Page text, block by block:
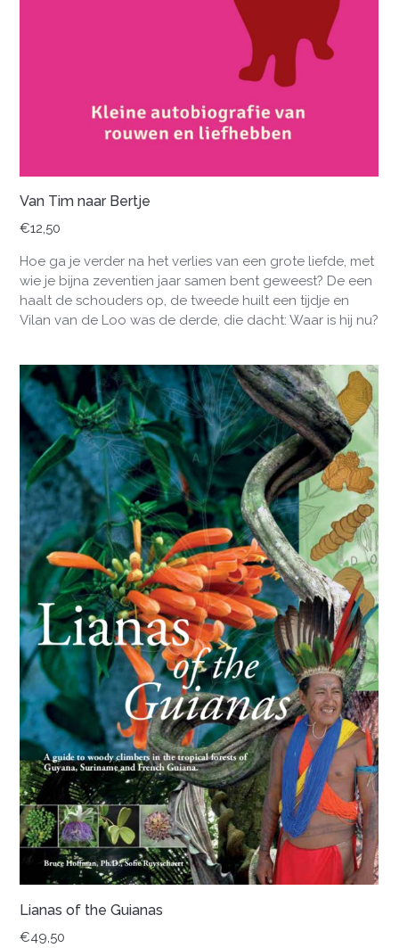
Van Tim naar Bertje
€12,50
Hoe ga je verder na het verlies van een grote liefde, met
wie je bijna zeventien jaar samen bent geweest? De een
haalt de schouders op, de tweede huilt een tijdje en
Vilan van de Loo was de derde, die dacht: Waar is hij nu?
Lianas of the Guianas
€49,50